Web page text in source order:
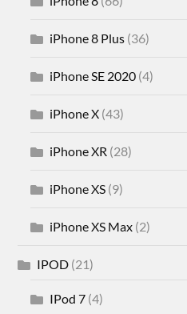
iPhone 8 Plus (36)
iPhone SE 2020 (4)
iPhone X (43)
iPhone XR (28)
iPhone XS (9)
iPhone XS Max (2)
IPOD (21)
IPod 7 (4)